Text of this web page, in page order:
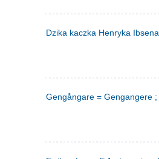
Dzika kaczka Henryka Ibsena
Gengångare = Gengangere ;